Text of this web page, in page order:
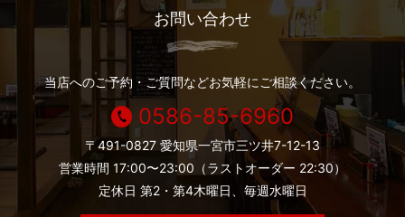
お問い合わせ
当店へのご予約・ご質問などお気軽にご相談ください。
0586-85-6960
〒491-0827 愛知県一宮市三ツ井7-12-13
営業時間 17:00〜23:00（ラストオーダー 22:30）
定休日 第2・第4木曜日、毎週水曜日